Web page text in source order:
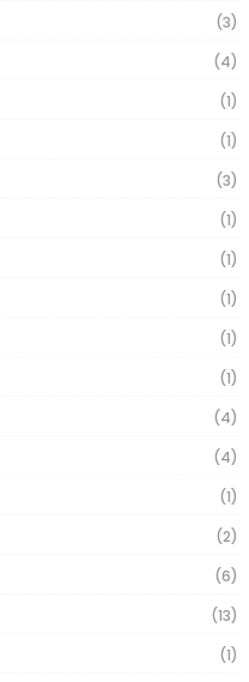
(3)
(4)
(1)
(1)
(3)
(1)
(1)
(1)
(1)
(1)
(4)
(4)
(1)
(2)
(6)
(13)
(1)